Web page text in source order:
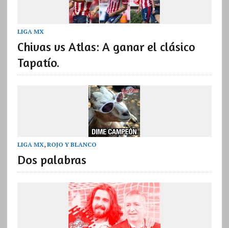
LIGA MX
Chivas vs Atlas: A ganar el clásico
Tapatío.
LIGA MX, ROJO Y BLANCO
Dos palabras